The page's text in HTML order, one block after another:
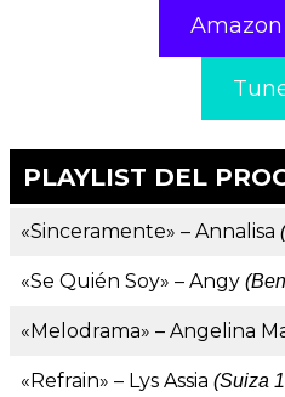
PLAYLIST DEL
«Sinceramente» – Annalisa
«Se Quién Soy» – Angy
«Melodrama» – Angelina
«Refrain» – Lys Assia (Suiza